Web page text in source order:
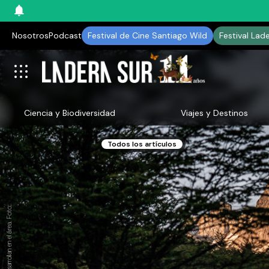
NosotrosPodcast Festival de Cine Santiago Wild Festival
Ciencia y Biodiversidad Viajes y Destinos
Todos los artículos